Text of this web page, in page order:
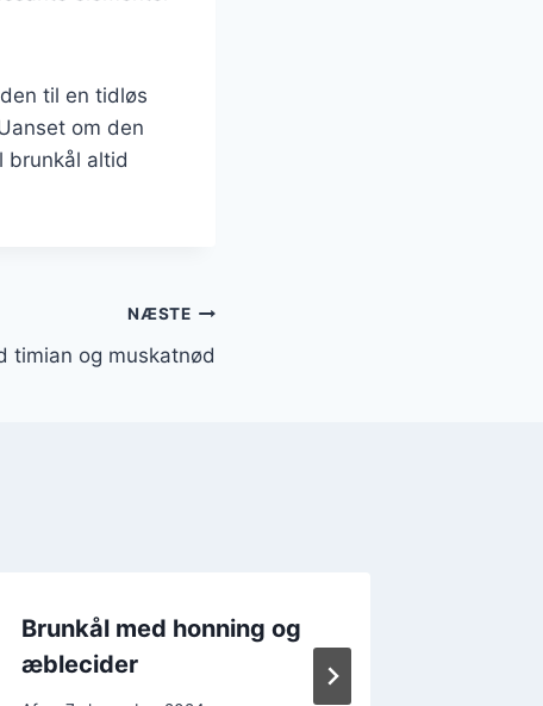
til en tidløs
om den
brunkål altid
NÆSTE
timian og muskatnød
Brunkål med honning og
æblecider